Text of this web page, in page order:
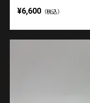
¥6,600 （税込）